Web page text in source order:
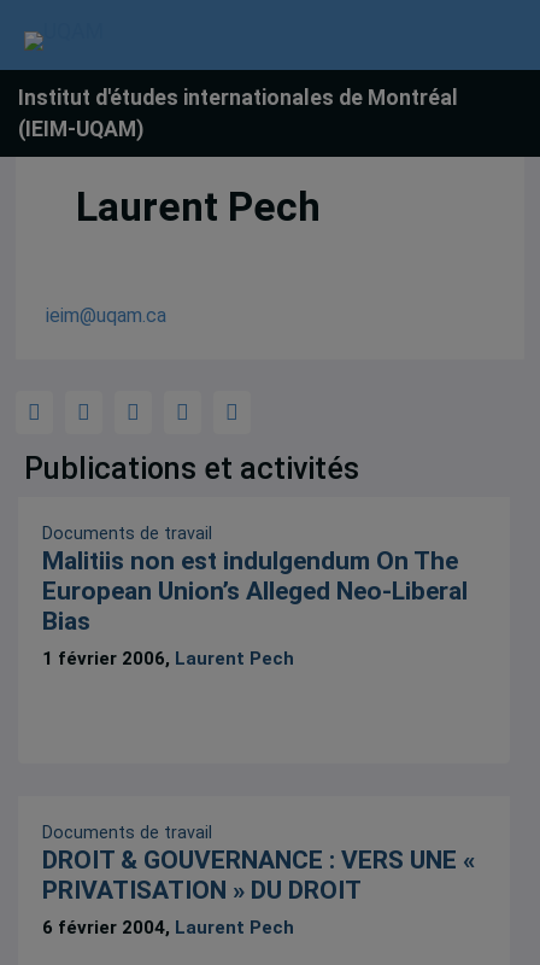
Institut d'études internationales de Montréal
(IEIM-UQAM)
Laurent Pech
ieim@uqam.ca
Publications et activités
Documents de travail
Malitiis non est indulgendum On The
European Union’s Alleged Neo-Liberal
Bias
1 février 2006, Laurent Pech
Documents de travail
DROIT & GOUVERNANCE : VERS UNE «
PRIVATISATION » DU DROIT
6 février 2004, Laurent Pech